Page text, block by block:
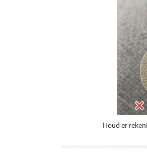
Houd er